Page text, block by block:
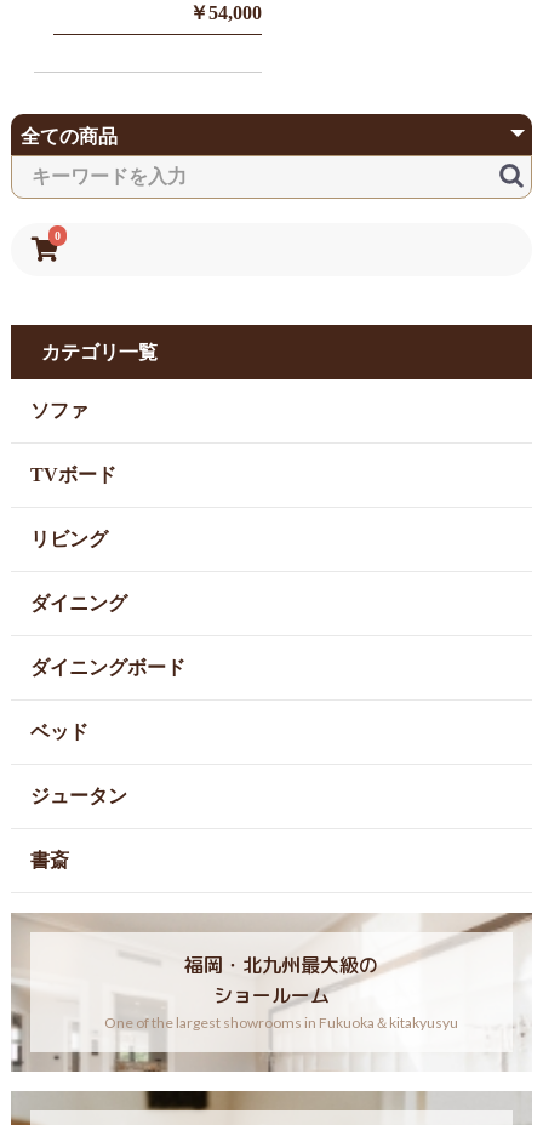
0
カテゴリ一覧
ソファ
TVボード
リビング
ダイニング
ダイニングボード
ベッド
ジュータン
書斎
福岡・北九州最大級の
ショールーム
One of the largest showrooms in Fukuoka＆kitakyusyu
￥54,000